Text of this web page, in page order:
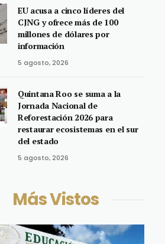
EU acusa a cinco líderes del
CJNG y ofrece más de 100
millones de dólares por
información
5 agosto, 2026
Quintana Roo se suma a la
Jornada Nacional de
Reforestación 2026 para
restaurar ecosistemas en el sur
del estado
5 agosto, 2026
Más Vistos